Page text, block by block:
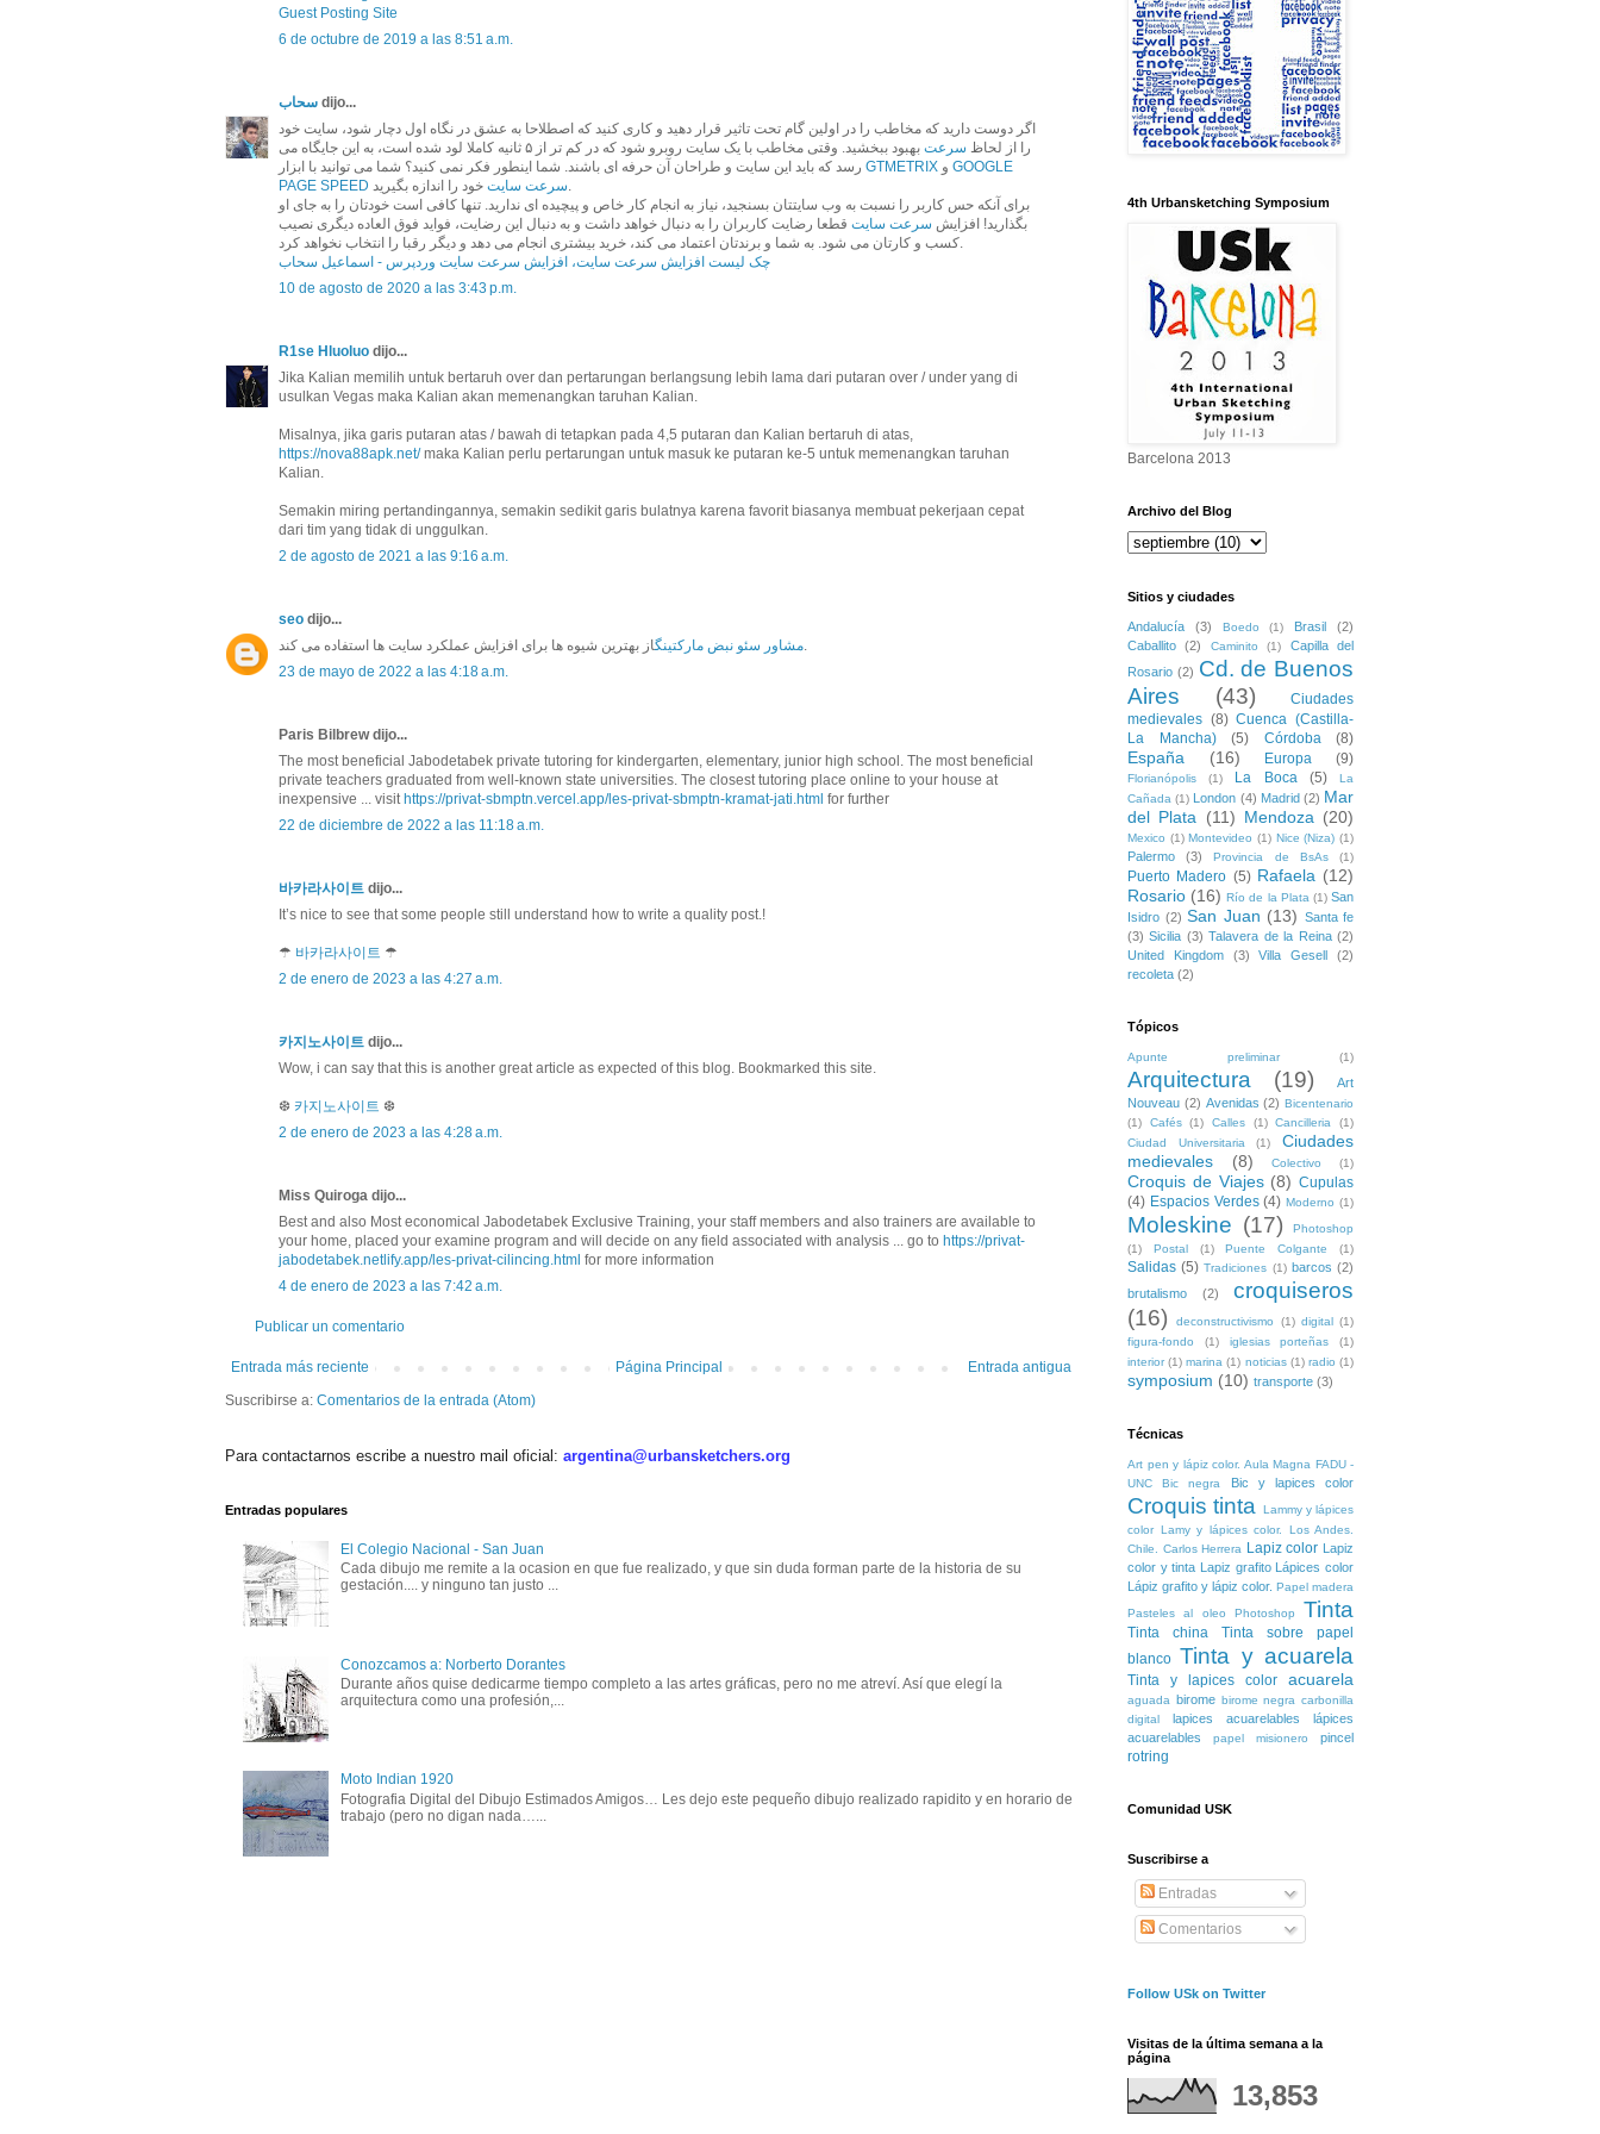
Guest Posting Site
6 de octubre de 2019 a las 8:51 a.m.
سحاب dijo...
اگر دوست دارید که مخاطب را در اولین گام تحت تاثیر قرار دهید و کاری کنید که اصطلاحا به عشق در نگاه اول دچار شود، سایت خود
را از لحاظ سرعت
بهبود ببخشید. وقتی مخاطب با یک سایت روبرو شود که در کم تر از ۵ ثانیه کاملا لود شده است، به این جایگاه می
GTMETRIX
GOOGLE
PAGE SPEED
سرعت سایتخود را اندازه بگیرید.
برای آنکه حس کاربر را نسبت به وب سایتتان بسنجید، نیاز به انجام کار خاص و پیچیده ای ندارید. تنها کافی است خودتان را به جای او
بگذارید! افزایش سرعت سایت قطعا رضایت کاربران را به دنبال خواهد داشت و به دنبال این رضایت، فواید فوق العاده دیگری نصیب
کسب و کارتان می شود. به شما و برندتان اعتماد می کند، خرید بیشتری انجام می دهد و دیگر رقبا را انتخاب نخواهد کرد.
چک لیست افزایش سرعت سایت، افزایش سرعت سایت وردپرس - اسماعیل سحاب
10 de agosto de 2020 a las 3:43 p.m.
R1se Hluoluo dijo...
Jika Kalian memilih untuk bertaruh over dan pertarungan berlangsung lebih lama dari putaran over / under yang di
usulkan Vegas maka Kalian akan memenangkan taruhan Kalian.
Misalnya, jika garis putaran atas / bawah di tetapkan pada 4,5 putaran dan Kalian bertaruh di atas,
https://nova88apk.net/maka Kalian perlu pertarungan untuk masuk ke putaran ke-5 untuk memenangkan taruhan
Kalian.
Semakin miring pertandingannya, semakin sedikit garis bulatnya karena favorit biasanya membuat pekerjaan cepat
dari tim yang tidak di unggulkan.
2 de agosto de 2021 a las 9:16 a.m.
seo dijo...
مشاور سئو نبض مارکتینگاز بهترین شیوه ها برای افزایش عملکرد سایت ها استفاده می کند.
23 de mayo de 2022 a las 4:18 a.m.
Paris Bilbrew dijo...
The most beneficial Jabodetabek private tutoring for kindergarten, elementary, junior high school. The most beneficial
private teachers graduated from well-known state universities. The closest tutoring place online to your house at
inexpensive ... visit https://privat-sbmptn.vercel.app/les-privat-sbmptn-kramat-jati.html for further
22 de diciembre de 2022 a las 11:18 a.m.
바카라사이트 dijo...
It’s nice to see that some people still understand how to write a quality post.!
☂ 바카라사이트 ☂
2 de enero de 2023 a las 4:27 a.m.
카지노사이트 dijo...
Wow, i can say that this is another great article as expected of this blog. Bookmarked this site.
❆ 카지노사이트 ❆
2 de enero de 2023 a las 4:28 a.m.
Miss Quiroga dijo...
Best and also Most economical Jabodetabek Exclusive Training, your staff members and also trainers are available to
your home, placed your examine program and will decide on any field associated with analysis ... go to https://privat-
jabodetabek.netlify.app/les-privat-cilincing.html for more information
4 de enero de 2023 a las 7:42 a.m.
Publicar un comentario
Entrada más reciente Entrada antigua
Página Principal
Suscribirse a: Comentarios de la entrada (Atom)
Para contactarnos escribe a nuestro mail oficial: argentina@urbansketchers.org
Entradas populares
El Colegio Nacional - San Juan
Cada dibujo me remite a la ocasion en que fue realizado, y que sin duda forman parte de la historia de su
gestación.... y ninguno tan justo ...
Conozcamos a: Norberto Dorantes
Durante años quise dedicarme tiempo completo a las artes gráficas, pero no me atreví. Así que elegí la
arquitectura como una profesión,...
Moto Indian 1920
Fotografia Digital del Dibujo Estimados Amigos… Les dejo este pequeño dibujo realizado rapidito y en horario de
trabajo (pero no digan nada…...
4th Urbansketching Symposium
Barcelona 2013
Archivo del Blog
Sitios y ciudades
Andalucía (3) Boedo (1) Brasil
(2)
Caballito
(2) Caminito (1)
Capilla del
Rosario (2) Cd. de Buenos
Aires
(43)
Ciudades
medievales (8) Cuenca (Castilla-
La Mancha)
(5) Córdoba (8)
España (16) Europa (9)
Florianópolis (1) La Boca (5)
La
Cañada (1) London (4) Madrid (2) Mar
del Plata (11) Mendoza (20)
Mexico (1) Montevideo (1) Nice (Niza) (1)
Palermo (3) Provincia de BsAs (1)
Puerto Madero (5) Rafaela (12)
Rosario (16) Río de la Plata (1) San
Isidro (2) San Juan (13) Santa fe
(3) Sicilia (3) Talavera de la Reina (2)
United Kingdom
(3) Villa Gesell
(2)
recoleta (2)
Tópicos
Apunte preliminar (1)
Arquitectura (19)
Art
Nouveau (2) Avenidas (2) Bicentenario
(1)
Cafés (1) Calles (1) Cancilleria
(1)
Ciudad Universitaria
(1)
Ciudades
medievales
(8) Colectivo (1)
Croquis de Viajes (8) Cupulas
(4) Espacios Verdes (4) Moderno (1)
Moleskine (17)
Photoshop
(1)
Postal (1) Puente Colgante (1)
Salidas (5) Tradiciones (1) barcos (2)
brutalismo
(2)
croquiseros
(16)
deconstructivismo (1) digital
(1)
figura-fondo
(1) iglesias porteñas
(1)
interior (1) marina (1) noticias (1) radio (1)
symposium (10) transporte (3)
Técnicas
Art pen y lápiz color. Aula Magna FADU -
UNC
Bic negra Bic y lapices color
Croquis tinta
Lammy y lápices
color
Lamy y lápices color. Los Andes.
Chile. Carlos Herrera Lapiz color
Lapiz
color y tinta
Lapiz grafito
Lápices color
Lápiz grafito y lápiz color. Papel madera
Pasteles al oleo
Photoshop Tinta
Tinta china
Tinta sobre papel
blanco Tinta y acuarela
Tinta y lapices color acuarela
aguada birome birome negra carbonilla
digital
lapices acuarelables
lápices
acuarelables
papel misionero pincel
rotring
Comunidad USK
Suscribirse a
Entradas
Comentarios
Follow USk on Twitter
Visitas de la última semana a la
página
13,853